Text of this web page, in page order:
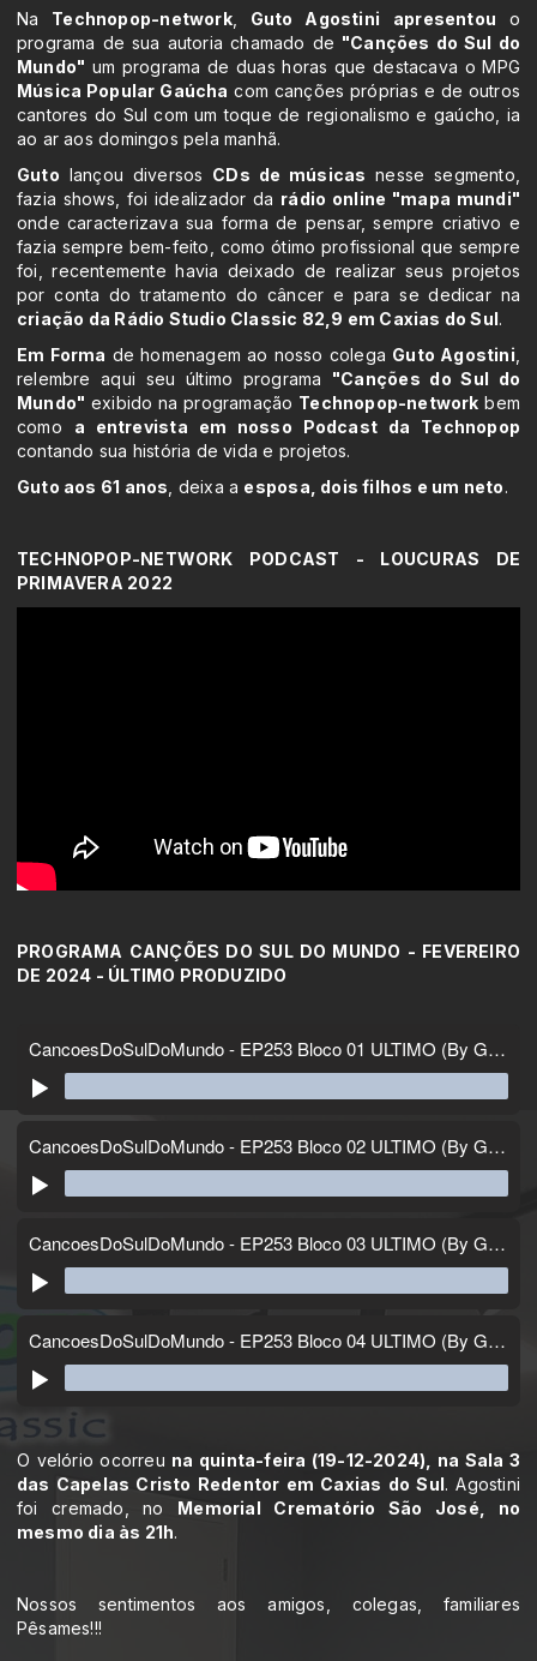
Na Technopop-network, Guto Agostini apresentou o
programa de sua autoria chamado de "Canções do Sul do
Mundo" um programa de duas horas que destacava o MPG
Música Popular Gaúcha com canções próprias e de outros
cantores do Sul com um toque de regionalismo e gaúcho, ia
ao ar aos domingos pela manhã.
Guto lançou diversos CDs de músicas nesse segmento,
fazia shows, foi idealizador da rádio online "mapa mundi"
onde caracterizava sua forma de pensar, sempre criativo e
fazia sempre bem-feito, como ótimo profissional que sempre
foi, recentemente havia deixado de realizar seus projetos
por conta do tratamento do câncer e para se dedicar na
criação da Rádio Studio Classic 82,9 em Caxias do Sul.
Em Forma de homenagem ao nosso colega Guto Agostini
relembre aqui seu último programa "Canções do Sul do
Mundo" exibido na programação Technopop-network bem
como a entrevista em nosso Podcast da Technopop
contando sua história de vida e projetos.
Guto aos 61 anos , deixa a esposa, dois filhos e um neto.
TECHNOPOP-NETWORK PODCAST - LOUCURAS DE
PRIMAVERA 2022
PROGRAMA CANÇÕES DO SUL DO MUNDO - FEVEREIRO
DE 2024 - ÚLTIMO PRODUZIDO
O velório ocorreu na quinta-feira (19-12-2024), na Sala 3
das Capelas Cristo Redentor em Caxias do Sul. Agostini
foi cremado, no Memorial Crematório São José, no
mesmo dia às 21h.
Nossos sentimentos aos amigos, colegas, familiares
Pêsames!!!